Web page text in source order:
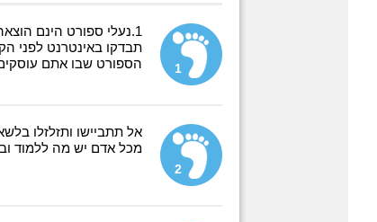
1
1.נעלי ספורט הינם
תבדקו באינטרנט לפני
הספורט שבו אתם
2
אל תתביישו ותזלזלו
מכל אדם יש מה ללמוד